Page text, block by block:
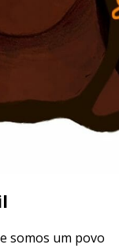
somos um povo